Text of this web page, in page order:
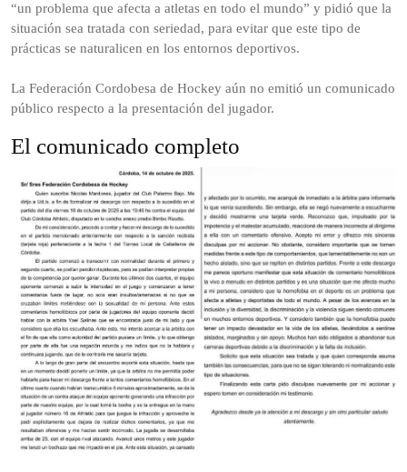
“un problema que afecta a atletas en todo el mundo” y pidió que la
situación sea tratada con seriedad, para evitar que este tipo de
prácticas se naturalicen en los entornos deportivos.
La Federación Cordobesa de Hockey aún no emitió un comunicado
público respecto a la presentación del jugador.
El comunicado completo